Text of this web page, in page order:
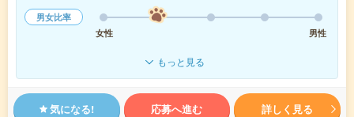
男女比率
女性
男性
もっと見る
気になる! 応募へ進む 詳しく見る